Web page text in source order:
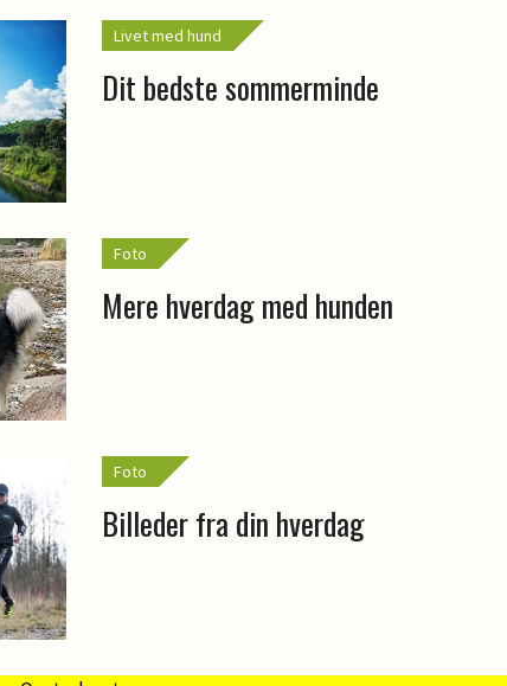
Livet med hund
Dit bedste sommerminde
Foto
Mere hverdag med hunden
Foto
Billeder fra din hverdag